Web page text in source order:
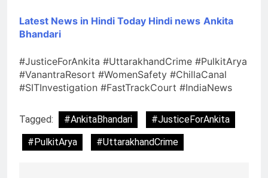
Latest News in Hindi Today Hindi news Ankita
Bhandari
#JusticeForAnkita #UttarakhandCrime #PulkitArya
#VanantraResort #WomenSafety #ChillaCanal
#SITInvestigation #FastTrackCourt #IndiaNews
Tagged: #AnkitaBhandari
#JusticeForAnkita
#PulkitArya
#UttarakhandCrime